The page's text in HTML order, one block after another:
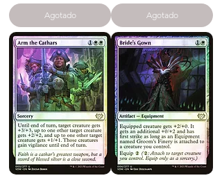
Agotado Agotado